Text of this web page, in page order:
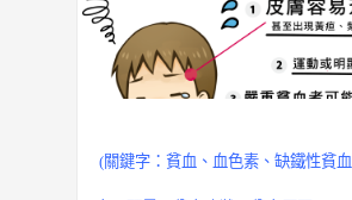
(關鍵字：貧血、血色素、 缺鐵性貧血